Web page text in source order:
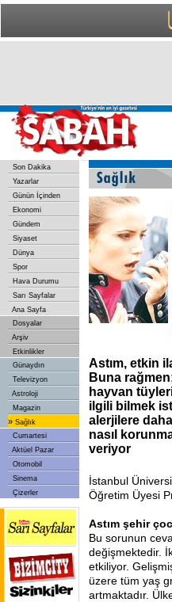
Son Dakika
Yazarlar
Günün İçinden
Ekonomi
Gündem
Siyaset
Dünya
Spor
Hava Durumu
Sarı Sayfalar
Ana Sayfa
Dosyalar
Arşiv
Etkinlikler
Günaydın
Televizyon
Astroloji
Magazin
» Sağlık
Cumartesi
Aktüel Pazar
Otomobil
Sinema
Çizerler
Astım, etkin
Buna
hayvan
ilgili bilmek
alerjilere
nasıl
veriyor
İstanbul
Öğretim Üyesi
Astım şehir
Bu sorunun
değişmektedir.
etkiliyor.
üzere tüm yaş
artmaktadır.